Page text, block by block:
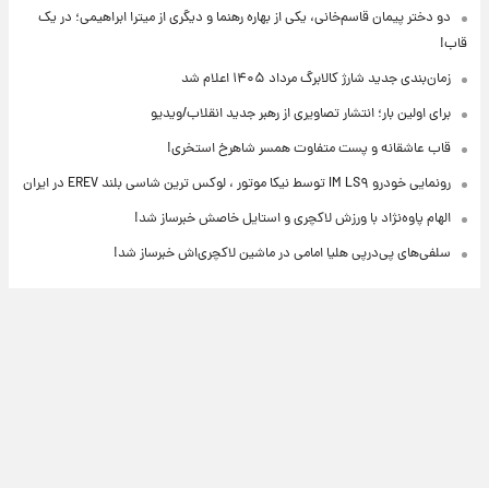
دو دختر پیمان قاسم‌خانی، یکی از بهاره رهنما و دیگری از میترا ابراهیمی؛ در یک
قاب!
زمان‌بندی جدید شارژ کالابرگ مرداد ۱۴۰۵ اعلام شد
برای اولین بار؛ انتشار تصاویری از رهبر جدید انقلاب/ویدیو
قاب عاشقانه و پست متفاوت همسر شاهرخ استخری!
رونمایی خودرو IM LS۹ توسط نیکا موتور ، لوکس ترین شاسی بلند EREV در ایران
الهام پاوه‌نژاد با ورزش لاکچری و استایل خاصش خبرساز شد!
سلفی‌های پی‌درپی هلیا امامی در ماشین لاکچری‌اش خبرساز شد!